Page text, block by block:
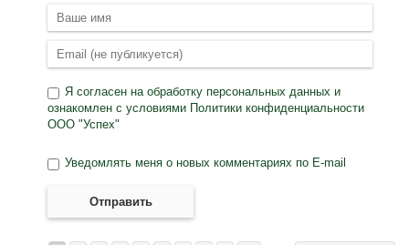
Я согласен наобработку персональных данных и
ознакомлен с условиями Политики конфиденциальности
ООО "Успех"
Уведомлять меня о новых комментариях по E-mail
Отправить